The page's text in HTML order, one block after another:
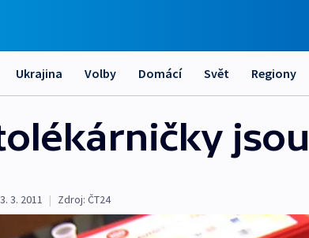
Ukrajina Volby Domácí Svět Regiony
3. 3. 2011 | Zdroj: ČT24